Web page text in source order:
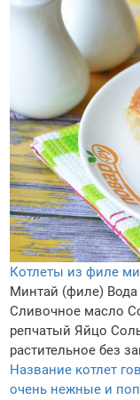
Котлеты из филе
Минтай (филе) Вода
Сливочное масло
репчатый Яйцо
растительное без
Название котлет
очень нежные и